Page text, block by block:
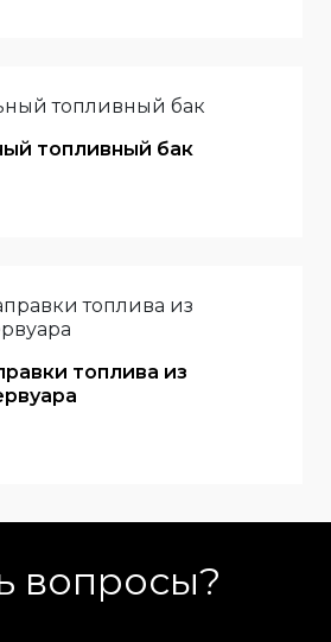
топливный бак
топлива из
вопросы?